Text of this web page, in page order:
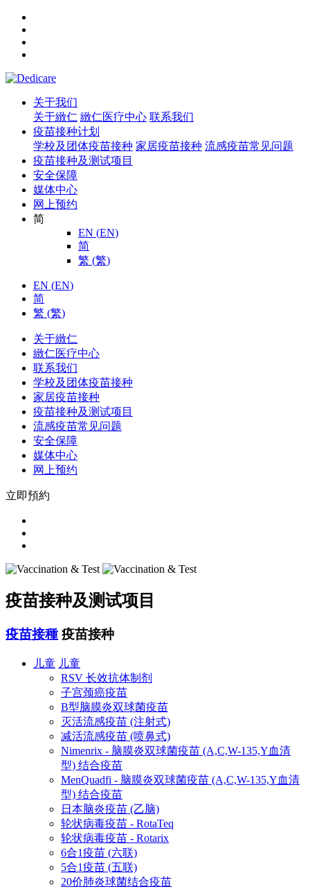
关于我们
关于緻仁 緻仁医疗中心 联系我们
疫苗接种计划
学校及团体疫苗接种 家居疫苗接种 流感疫苗常见问题
疫苗接种及测试项目
安全保障
媒体中心
网上预约
简
EN (EN)
简
繁 (繁)
EN (EN)
简
繁 (繁)
关于緻仁
緻仁医疗中心
联系我们
学校及团体疫苗接种
家居疫苗接种
疫苗接种及测试项目
流感疫苗常见问题
安全保障
媒体中心
网上预约
立即預約
疫苗接种及测试项目
疫苗接種 疫苗接种
儿童 儿童
RSV 长效抗体制剂
子宫颈癌疫苗
B型脑膜炎双球菌疫苗
灭活流感疫苗 (注射式)
减活流感疫苗 (喷鼻式)
Nimenrix - 脑膜炎双球菌疫苗 (A,C,W-135,Y血清
型) 结合疫苗
MenQuadfi - 脑膜炎双球菌疫苗 (A,C,W-135,Y血清
型) 结合疫苗
日本脑炎疫苗 (乙脑)
轮状病毒疫苗 - RotaTeq
轮状病毒疫苗 - Rotarix
6合1疫苗 (六联)
5合1疫苗 (五联)
20价肺炎球菌结合疫苗